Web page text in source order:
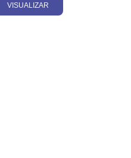
VISUALIZAR